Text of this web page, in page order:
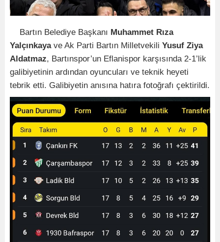
Bartın Belediye Başkanı Muhammet Rıza
Yalçınkayave Ak Parti Bartın Milletvekili Yusuf Ziya
Aldatmaz, Bartınspor’un Eflanispor karşısında 2-1’lik
galibiyetinin ardından oyuncuları ve teknik heyeti
tebrik etti. Galibiyetin anısına hatıra fotoğrafı çektirildi.